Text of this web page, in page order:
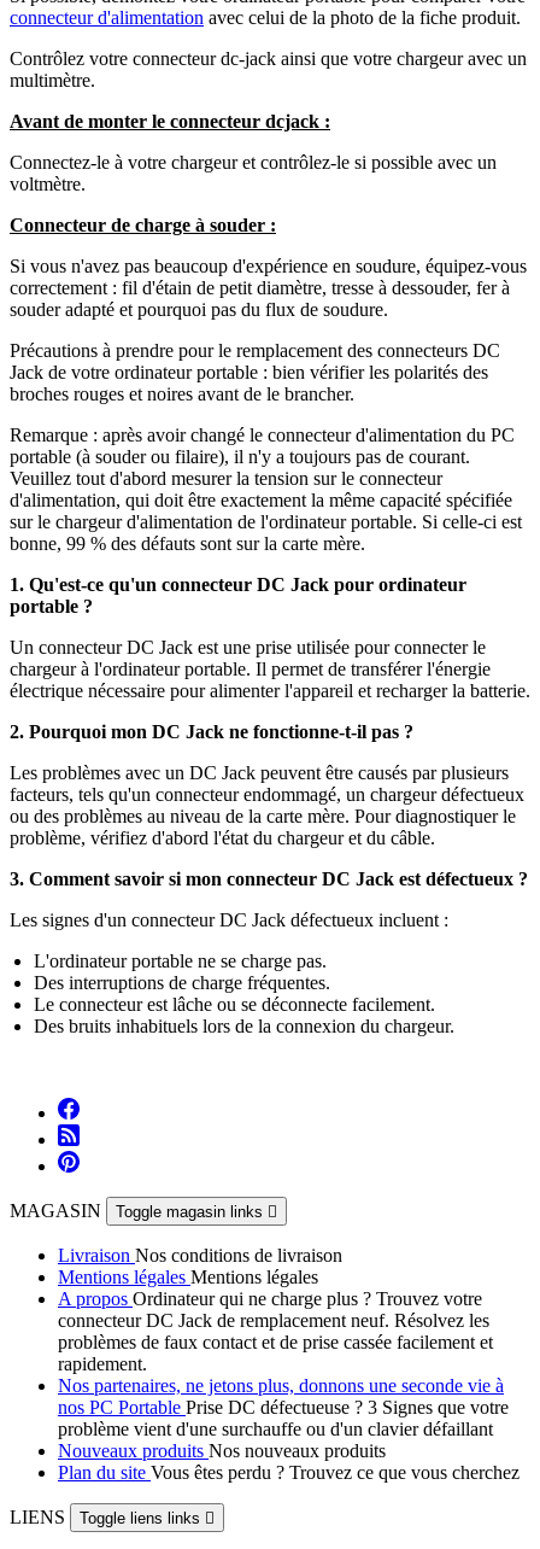
connecteur d'alimentation avec celui de la photo de la fiche produit.
Contrôlez votre connecteur dc-jack ainsi que votre chargeur avec un
multimètre.
Avant de monter le connecteur dcjack :
Connectez-le à votre chargeur et contrôlez-le si possible avec un
voltmètre.
Connecteur de charge à souder :
Si vous n'avez pas beaucoup d'expérience en soudure, équipez-vous
correctement : fil d'étain de petit diamètre, tresse à dessouder, fer à
souder adapté et pourquoi pas du flux de soudure.
Précautions à prendre pour le remplacement des connecteurs DC
Jack de votre ordinateur portable : bien vérifier les polarités des
broches rouges et noires avant de le brancher.
Remarque : après avoir changé le connecteur d'alimentation du PC
portable (à souder ou filaire), il n'y a toujours pas de courant.
Veuillez tout d'abord mesurer la tension sur le connecteur
d'alimentation, qui doit être exactement la même capacité spécifiée
sur le chargeur d'alimentation de l'ordinateur portable. Si celle-ci est
bonne, 99 % des défauts sont sur la carte mère.
1. Qu'est-ce qu'un connecteur DC Jack pour ordinateur
portable ?
Un connecteur DC Jack est une prise utilisée pour connecter le
chargeur à l'ordinateur portable. Il permet de transférer l'énergie
électrique nécessaire pour alimenter l'appareil et recharger la batterie.
2. Pourquoi mon DC Jack ne fonctionne-t-il pas ?
Les problèmes avec un DC Jack peuvent être causés par plusieurs
facteurs, tels qu'un connecteur endommagé, un chargeur défectueux
ou des problèmes au niveau de la carte mère. Pour diagnostiquer le
problème, vérifiez d'abord l'état du chargeur et du câble.
3. Comment savoir si mon connecteur DC Jack est défectueux ?
Les signes d'un connecteur DC Jack défectueux incluent :
L'ordinateur portable ne se charge pas.
Des interruptions de charge fréquentes.
Le connecteur est lâche ou se déconnecte facilement.
Des bruits inhabituels lors de la connexion du chargeur.
MAGASIN Toggle magasin links 
Livraison Nos conditions de livraison
Mentions légales Mentions légales
A propos Ordinateur qui ne charge plus ? Trouvez votre
connecteur DC Jack de remplacement neuf. Résolvez les
problèmes de faux contact et de prise cassée facilement et
rapidement.
Nos partenaires, ne jetons plus, donnons une seconde vie à
nos PC Portable Prise DC défectueuse ? 3 Signes que votre
problème vient d'une surchauffe ou d'un clavier défaillant
Nouveaux produits Nos nouveaux produits
Plan du site Vous êtes perdu ? Trouvez ce que vous cherchez
LIENS Toggle liens links 